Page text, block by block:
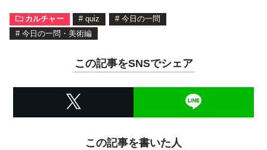
カルチャー # quiz # 今日の一問
# 今日の一問・美術編
この記事をSNSでシェア
この記事を書いた人